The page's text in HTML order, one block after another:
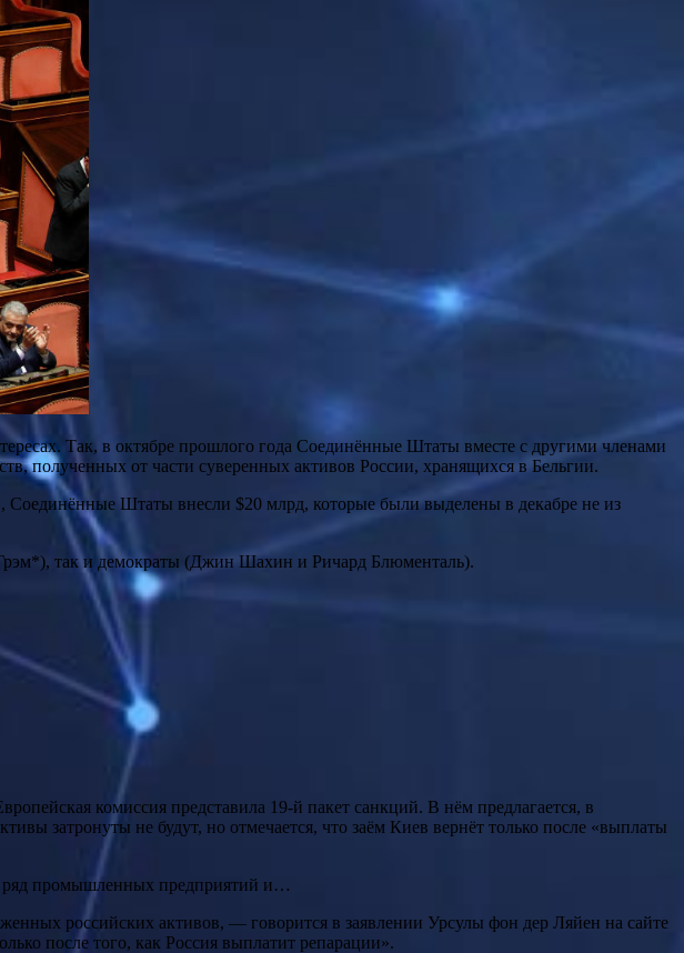
Так, в октябре прошлого года Соединённые Штаты вместе с другими членами
полученных от части суверенных активов России, хранящихся в Бельгии.
Соединённые Штаты внесли $20 млрд, которые были выделены в декабре не из
Грэм*), так и демократы (Джин Шахин и Ричард Блюменталь).
комиссия представила 19-й пакет санкций. В нём предлагается, в
затронуты не будут, но отмечается, что заём Киев вернёт только после «выплаты
ряд промышленных предприятий и…
российских активов, — говорится в заявлении Урсулы фон дер Ляйен на сайте
после того, как Россия выплатит репарации».